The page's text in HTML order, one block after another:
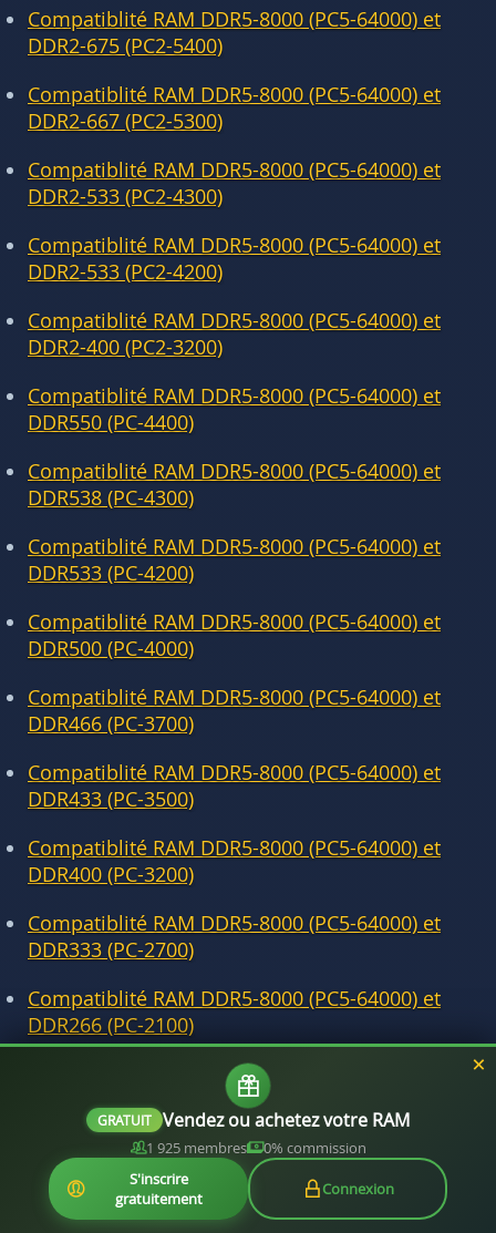
Compatiblité RAM DDR5-8000 (PC5-64000) et
DDR2-675 (PC2-5400)
Compatiblité RAM DDR5-8000 (PC5-64000) et
DDR2-667 (PC2-5300)
Compatiblité RAM DDR5-8000 (PC5-64000) et
DDR2-533 (PC2-4300)
Compatiblité RAM DDR5-8000 (PC5-64000) et
DDR2-533 (PC2-4200)
Compatiblité RAM DDR5-8000 (PC5-64000) et
DDR2-400 (PC2-3200)
Compatiblité RAM DDR5-8000 (PC5-64000) et
DDR550 (PC-4400)
Compatiblité RAM DDR5-8000 (PC5-64000) et
DDR538 (PC-4300)
Compatiblité RAM DDR5-8000 (PC5-64000) et
DDR533 (PC-4200)
Compatiblité RAM DDR5-8000 (PC5-64000) et
DDR500 (PC-4000)
Compatiblité RAM DDR5-8000 (PC5-64000) et
DDR466 (PC-3700)
Compatiblité RAM DDR5-8000 (PC5-64000) et
DDR433 (PC-3500)
Compatiblité RAM DDR5-8000 (PC5-64000) et
DDR400 (PC-3200)
Compatiblité RAM DDR5-8000 (PC5-64000) et
DDR333 (PC-2700)
Compatiblité RAM DDR5-8000 (PC5-64000) et
DDR266 (PC-2100)
Compatiblité RAM DDR5-8000 (PC5-64000) et
DDR200 (PC-1600)
GRATUIT Vendez ou achetez votre RAM
1 925 membres
0% commission
S'inscrire
gratuitement
Connexion